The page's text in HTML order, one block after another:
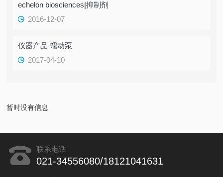
echelon biosciences|抑制剂
2016-12-07
仪器产品 蠕动泵
2017-04-10
暂时没有信息
联系电话
021-34556080/18121041631